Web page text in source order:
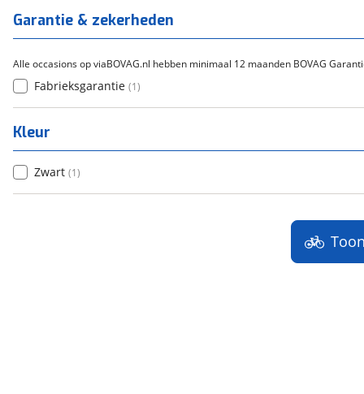
Garantie & zekerheden
Alle occasions op viaBOVAG.nl hebben minimaal 12 maanden BOVAG
Fabrieksgarantie (1)
Kleur
Zwart (1)